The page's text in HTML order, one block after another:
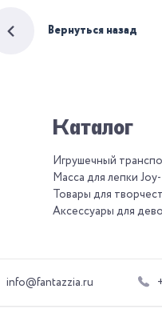
Вернуться назад
Каталог
Игрушечный
Масса для лепки
Товары для
Аксессуары для
info@fantazzia.ru